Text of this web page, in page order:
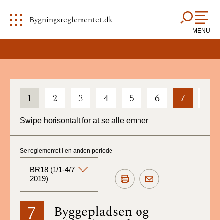
Bygningsreglementet.dk
MENU
1 2 3 4 5 6 7
Swipe horisontalt for at se alle emner
7 Byggepladsen og
Se reglementet i en anden periode
BR18 (1/1-4/7
2019)
BR18 (Aktuelt)